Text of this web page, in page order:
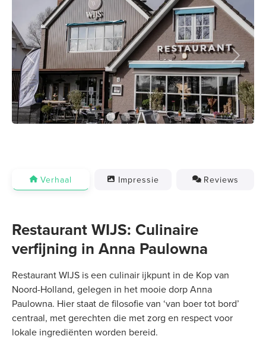
Previous Next
Verhaal Impressie Reviews
Restaurant WIJS: Culinaire
verfijning in Anna Paulowna
Restaurant WIJS is een culinair ijkpunt in de Kop van
Noord-Holland, gelegen in het mooie dorp Anna
Paulowna. Hier staat de filosofie van ‘van boer tot bord’
centraal, met gerechten die met zorg en respect voor
lokale ingrediënten worden bereid.